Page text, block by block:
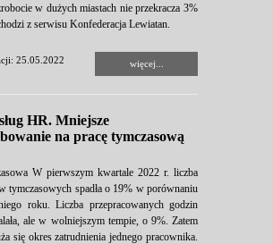
w dużych miastach nie przekracza 3%
z serwisu Konfederacja Lewiatan.
25.05.2022 więcej...
HR. Mniejsze
na pracę tymczasową
W pierwszym kwartale 2022 r. liczba
tymczasowych spadła o 19% w porównaniu
roku. Liczba przepracowanych godzin
ale w wolniejszym tempie, o 9%. Zatem
się okres zatrudnienia jednego pracownika.